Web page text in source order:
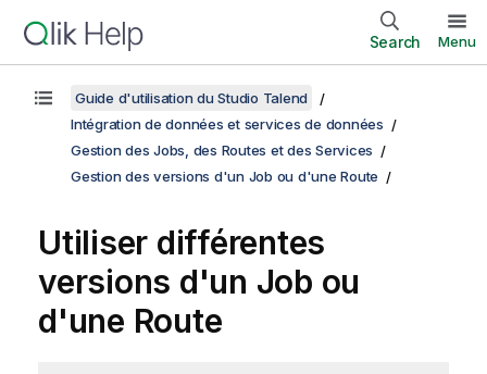
Search Menu
Guide d'utilisation du Studio Talend
Intégration de données et services de données
Gestion des Jobs, des Routes et des Services
Gestion des versions d'un Job ou d'une Route
Utiliser différentes
versions d'un Job ou
d'une Route